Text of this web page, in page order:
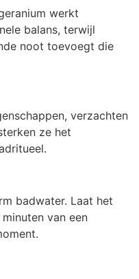
werkt
balans, terwijl
noot toevoegt die
verzachten
ze het
badwater. Laat het
van een